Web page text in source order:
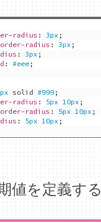
radius : 3px ;
radius : 3px ;
: 3px ;
: #eee ;
solid #999 ;
radius : 5px 10px ;
radius : 5px 10px ;
: 5px 10px ;
値を定義する